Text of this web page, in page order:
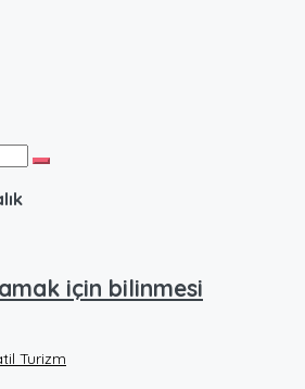
için bilinmesi
Turizm